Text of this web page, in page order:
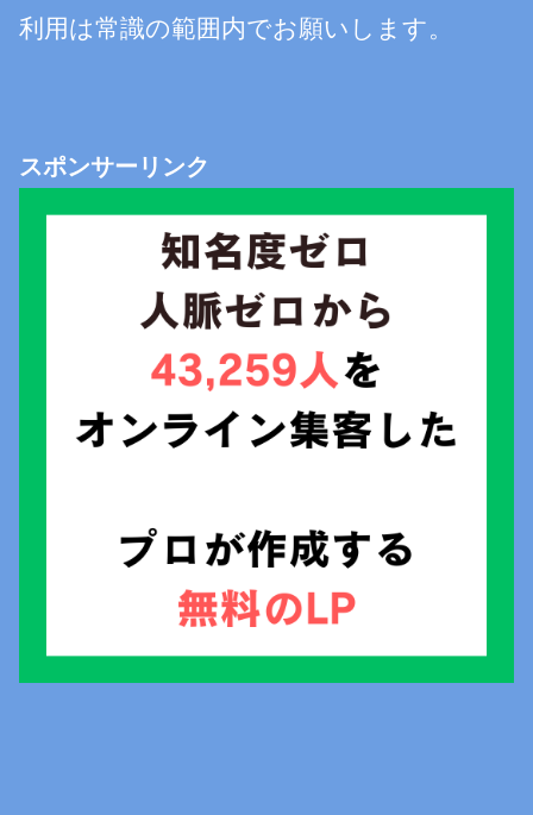
利用は常識の範囲内でお願いします。
スポンサーリンク